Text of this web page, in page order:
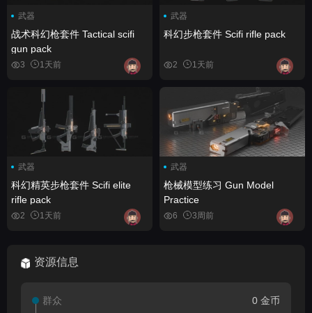
武器
战术科幻枪套件 Tactical scifi
gun pack
3 1天前
武器
科幻步枪套件 Scifi rifle pack
2 1天前
武器
科幻精英步枪套件 Scifi elite
rifle pack
2 1天前
武器
枪械模型练习 Gun Model
Practice
6 3周前
资源信息
群众 0 金币